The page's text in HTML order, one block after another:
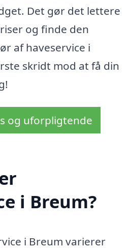
Det gør det lettere
og finde den
af haveservice i
skridt mod at få din
og uforpligtende
i Breum?
i Breum varierer